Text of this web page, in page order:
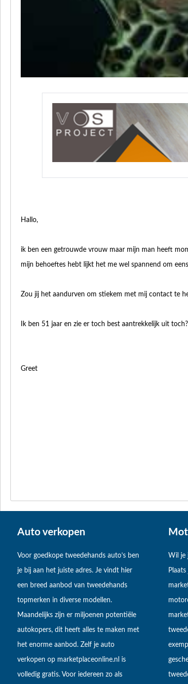
Hallo,
ik ben een getrouwde vrouw maar mijn man heeft
mijn behoeftes hebt lijkt het me wel spannend om
Zou jij het aandurven om stiekem met mij contact te
Ik ben 51 jaar en zie er toch best aantrekkelijk uit toch?
Greet
Auto verkopen
Voor goedkope tweedehands auto’s ben
je bij aan het juiste adres. Je vindt hier
een breed aanbod van tweedehands
topmerken in diverse modellen.
Maandelijks zijn er miljoenen potentiële
autokopers, dit heeft alles te maken met
het enorme aanbod. Zelf je auto
verkopen op marketplaceonline.nl is
volledig gratis. Voor iedereen zo als
Wil je